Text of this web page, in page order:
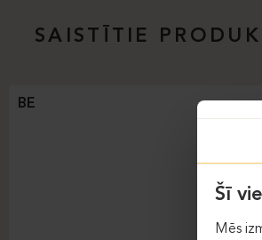
SAISTĪTIE
BE
Šī
Mēs